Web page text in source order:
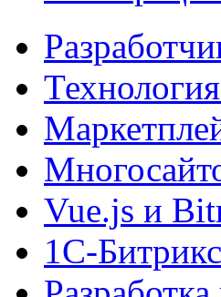
Vue.js и
1С-